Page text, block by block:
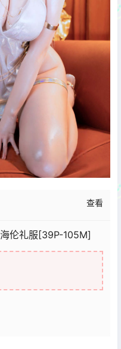
查看
伦礼服[39P-105M]